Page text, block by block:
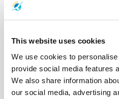
This website uses cookies
We use cookies to
provide social media features
We also share information
our social media, advertising